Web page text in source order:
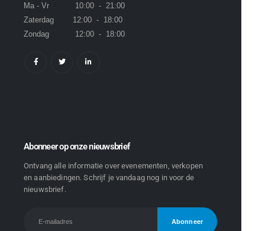
Ma - Vr 10:00 - 21:00
Zaterdag 12:00 - 18:00
Zondag 12:00 - 18:00
Abonneer op onze nieuwsbrief
Ontvang alle informatie over evenementen, verkopen
en aanbiedingen. Schrijf je vandaag nog in voor de
nieuwsbrief.